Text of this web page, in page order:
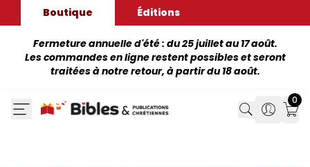
Boutique Éditions
Fermeture annuelle d'été : du 25 juillet au 17 août.
Les commandes en ligne restent possibles et seront
traitées à notre retour, à partir du 18 août.
Search
Search
0